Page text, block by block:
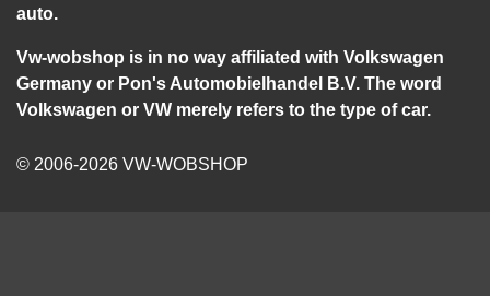
auto.
Vw-wobshop is in no way affiliated with Volkswagen
Germany or Pon's Automobielhandel B.V. The word
Volkswagen or VW merely refers to the type of car.
© 2006-2026 VW-WOBSHOP